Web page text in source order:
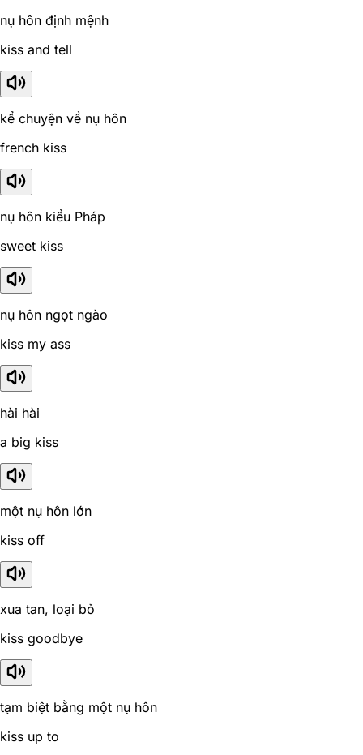
nụ hôn định mệnh
kiss and tell
kể chuyện về nụ hôn
french kiss
nụ hôn kiểu Pháp
sweet kiss
nụ hôn ngọt ngào
kiss my ass
hài hài
a big kiss
một nụ hôn lớn
kiss off
xua tan, loại bỏ
kiss goodbye
tạm biệt bằng một nụ hôn
kiss up to